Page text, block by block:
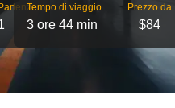
PartenzeTempo di viaggio
3 ore 44 min
Prezzo da
$84